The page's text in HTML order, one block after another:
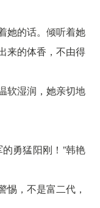
她的话。倾听着她
来的体香，不由得
软湿润，她亲切地
勇猛阳刚！”韩艳
惕，不是富二代，